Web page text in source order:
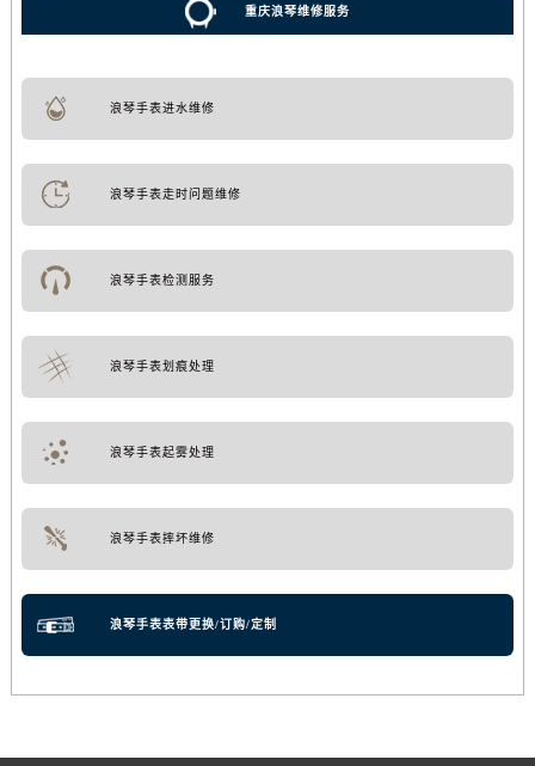
重庆浪琴维修服务
浪琴手表进水维修
浪琴手表走时问题维修
浪琴手表检测服务
浪琴手表划痕处理
浪琴手表起雾处理
浪琴手表摔坏维修
浪琴手表表带更换/订购/定制